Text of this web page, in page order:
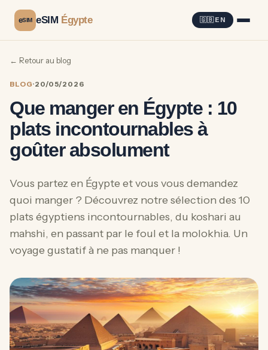
eSIM eSIM Égypte 🇬🇧 EN
← Retour au blog
BLOG·20/05/2026
Que manger en Égypte : 10
plats incontournables à
goûter absolument
Vous partez en Égypte et vous vous demandez
quoi manger ? Découvrez notre sélection des 10
plats égyptiens incontournables, du koshari au
mahshi, en passant par le foul et la molokhia. Un
voyage gustatif à ne pas manquer !